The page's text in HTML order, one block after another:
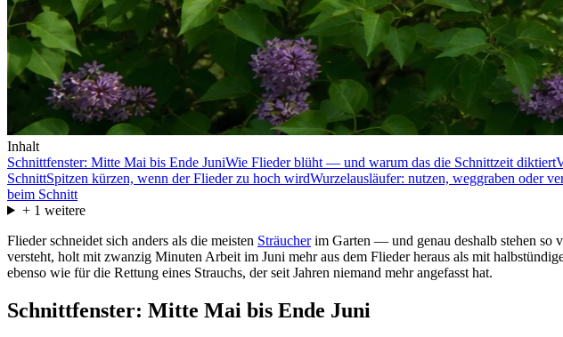
Inhalt
Schnittfenster: Mitte Mai bis Ende JuniWie Flieder blüht — und warum das die Schnittzeit diktiert
SchnittSpitzen kürzen, wenn der Flieder zu hoch wirdWurzelausläufer: nutzen, weggraben oder
beim Schnitt
+ 1 weitere
Flieder schneidet sich anders als die meisten Sträucherim Garten — und genau deshalb stehen so
versteht, holt mit zwanzig Minuten Arbeit im Juni mehr aus dem Flieder heraus als mit
ebenso wie für die Rettung eines Strauchs, der seit Jahren niemand mehr angefasst hat.
Schnittfenster: Mitte Mai bis Ende Juni